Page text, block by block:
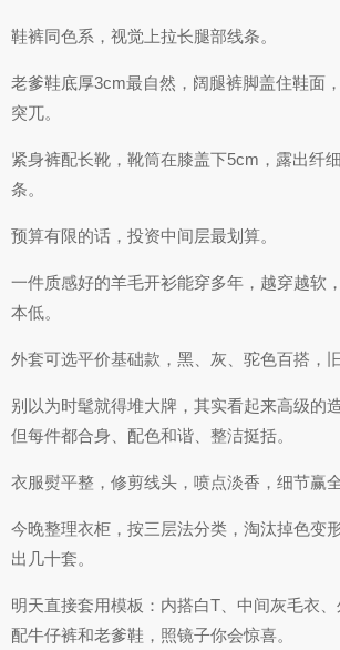
鞋裤同色系，视觉上拉长腿部线条。
老爹鞋底厚3cm最自然，阔腿裤脚盖住鞋面
突兀。
紧身裤配长靴，靴筒在膝盖下5cm，露出纤
条。
预算有限的话，投资中间层最划算。
一件质感好的羊毛开衫能穿多年，越穿越软
本低。
外套可选平价基础款，黑、灰、驼色百搭，
别以为时髦就得堆大牌，其实看起来高级的
但每件都合身、配色和谐、整洁挺括。
衣服熨平整，修剪线头，喷点淡香，细节赢全
今晚整理衣柜，按三层法分类，淘汰掉色变
出几十套。
明天直接套用模板：内搭白T、中间灰毛衣
配牛仔裤和老爹鞋，照镜子你会惊喜。